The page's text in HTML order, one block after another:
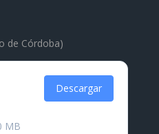
de Córdoba)
MB
Descargar